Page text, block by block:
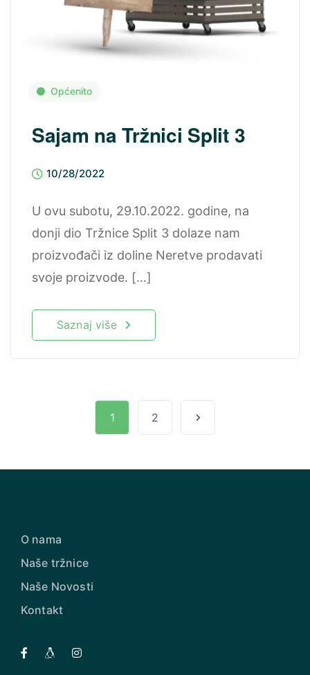
Općenito
Sajam na Tržnici Split 3
10/28/2022
U ovu subotu, 29.10.2022. godine, na
donji dio Tržnice Split 3 dolaze nam
proizvođači iz doline Neretve prodavati
svoje proizvode. […]
Saznaj više
1 2
O nama
Naše tržnice
Naše Novosti
Kontakt